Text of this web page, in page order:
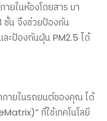
ายในห้องโดยสาร มา
ชั้น จึงช่วยป้องกัน
ละป้องกันฝุ่น PM2.5 ได้
ายในรถยนต์ของคุณ ได้
ที่ใช้เทคโนโลยี